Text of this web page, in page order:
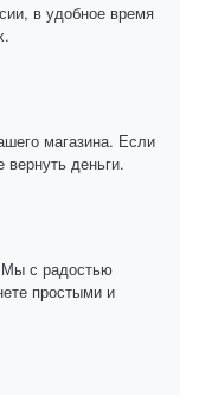
в удобное время
магазина. Если
вернуть деньги.
Мы с радостью
простыми и